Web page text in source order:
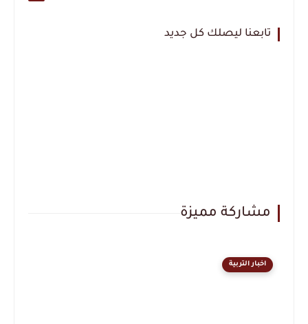
تابعنا ليصلك كل جديد
مشاركة مميزة
اخبار التربية